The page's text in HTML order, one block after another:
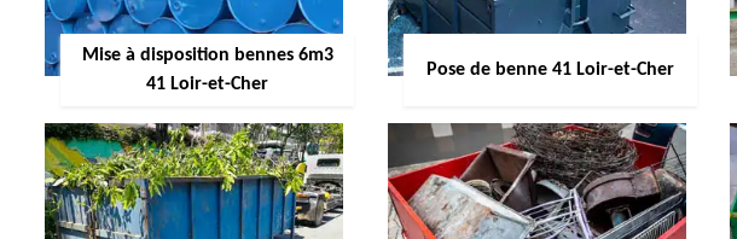
Mise à disposition bennes 6m3
41 Loir-et-Cher
Pose de benne 41 Loir-et-Cher